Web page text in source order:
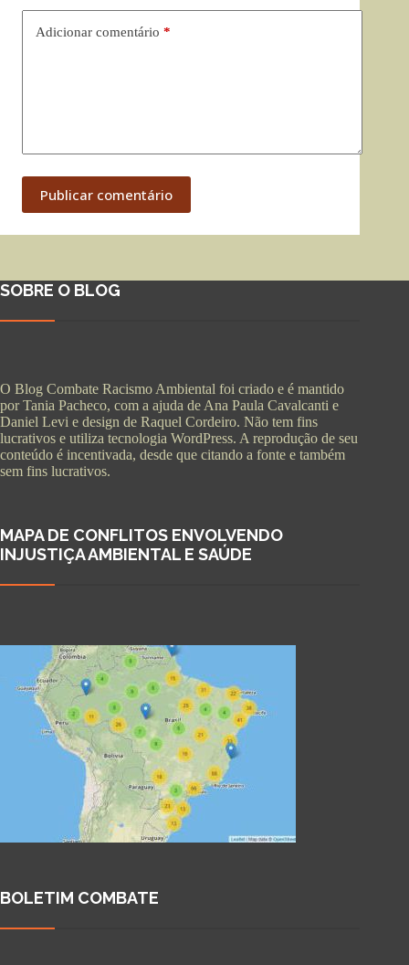
Adicionar comentário *
Publicar comentário
SOBRE O BLOG
O Blog Combate Racismo Ambiental foi criado e é mantido
por Tania Pacheco, com a ajuda de Ana Paula Cavalcanti e
Daniel Levi e design de Raquel Cordeiro. Não tem fins
lucrativos e utiliza tecnologia WordPress. A reprodução de seu
conteúdo é incentivada, desde que citando a fonte e também
sem fins lucrativos.
MAPA DE CONFLITOS ENVOLVENDO
INJUSTIÇA AMBIENTAL E SAÚDE
BOLETIM COMBATE